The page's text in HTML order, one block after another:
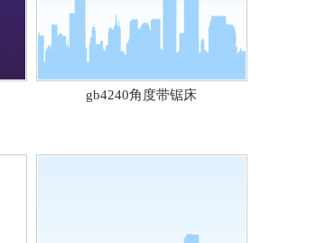
gb4240角度带锯床